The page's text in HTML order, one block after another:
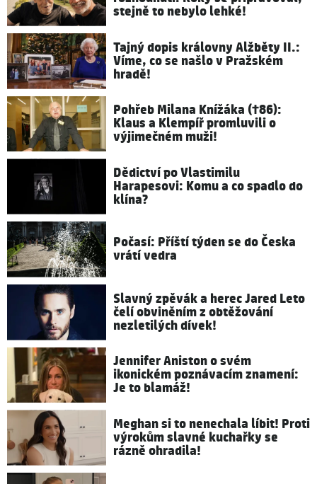
stejně to nebylo lehké!
Tajný dopis královny Alžběty II.:
Víme, co se našlo v Pražském
hradě!
Pohřeb Milana Knížáka (†86):
Klaus a Klempíř promluvili o
výjimečném muži!
Dědictví po Vlastimilu
Harapesovi: Komu a co spadlo do
klína?
Počasí: Příští týden se do Česka
vrátí vedra
Slavný zpěvák a herec Jared Leto
čelí obviněním z obtěžování
nezletilých dívek!
Jennifer Aniston o svém
ikonickém poznávacím znamení:
Je to blamáž!
Meghan si to nenechala líbit! Proti
výrokům slavné kuchařky se
rázně ohradila!